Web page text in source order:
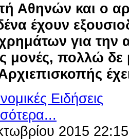
Αθηνών και ο
έχουν
για την
μονές, πολλώ
Ειδήσεις
2015 22:15